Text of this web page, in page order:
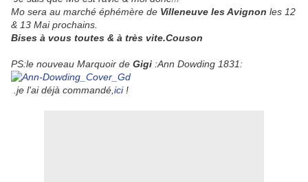
Mo sera au marché éphémère de Villeneuve les Avignon les 12
& 13 Mai prochains.
Bises à vous toutes & à très vite.Couson
PS:le nouveau Marquoir de Gigi :Ann Dowding 1831:
.je l'ai déjà commandé ,ici!